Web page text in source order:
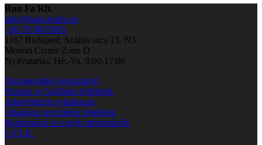
Run Fa Kft.
info@bags-runfa.eu
+36 70 8855905
1107 Budapest, Szállás utca 13. N3.
Monori Center Zone D
Nyitvatartás: Hé.-Va. 9:00-17:00
Viszonteladói regisztráció
Fizetési és Szállítási feltételek
Adatvédelmi nyilatkozat
Általános szerződési feltételek
Reklamáció és egyéb információk
GY.I.K.